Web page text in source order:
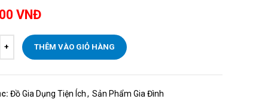
VNĐ
THÊM VÀO GIỎ HÀNG
Đồ Gia Dụng Tiện Ích, Sản Phẩm Gia Đình